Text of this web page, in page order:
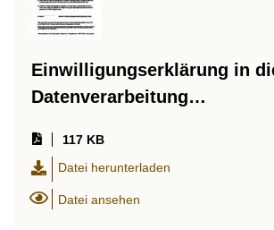
Einwilligungserklärung in
Datenverarbeitung…
117 KB
Datei herunterladen
Datei ansehen